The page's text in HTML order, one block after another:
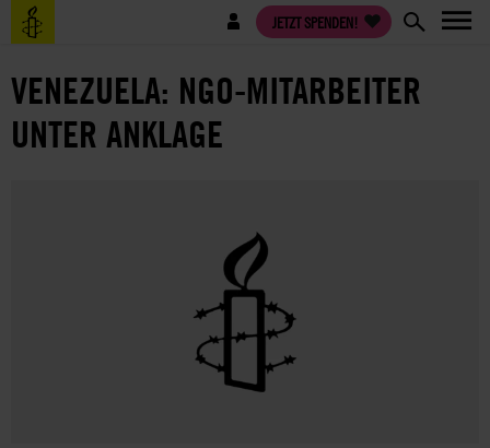
Direkt
zum
Benutzermenü JETZT SPENDEN!
VENEZUELA: NGO-MITARBEITER
UNTER ANKLAGE